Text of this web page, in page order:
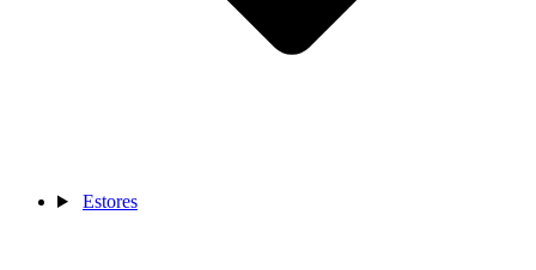
Estores